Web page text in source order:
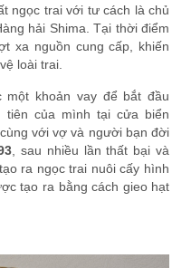
ngọc trai với tư cách là chủ
hải Shima. Tại thời điểm
xa nguồn cung cấp, khiến
loài trai.
một khoản vay để bắt đầu
tiên của mình tại cửa biển
với vợ và người bạn đời
, sau nhiều lần thất bại và
ra ngọc trai nuôi cấy hình
tạo ra bằng cách gieo hạt